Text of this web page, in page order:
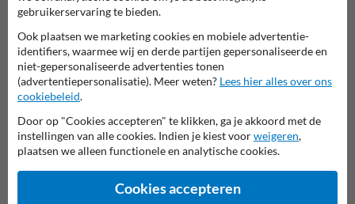
Gebodsborden
Veiligheidsborden voor
Veiligheidsborden
gebruikerservaring te bieden.
Ook plaatsen we marketing cookies en mobiele advertentie-
identifiers, waarmee wij en derde partijen gepersonaliseerde en
niet-gepersonaliseerde advertenties tonen
(advertentiepersonalisatie). Meer weten? Lees hier alles over ons
cookiebeleid.
Door op "Cookies accepteren" te klikken, ga je akkoord met de
instellingen van alle cookies. Indien je kiest voorweigeren,
plaatsen we alleen functionele en analytische cookies.
Cookies accepteren